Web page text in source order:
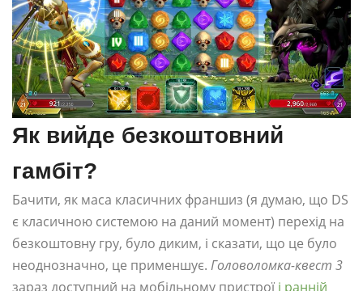
Як вийде безкоштовний
гамбіт?
Бачити, як маса класичних франшиз (я думаю, що DS
є класичною системою на даний момент) перехід на
безкоштовну гру, було диким, і сказати, що це було
неоднозначно, це применшує. Головоломка-квест 3
зараз доступний на мобільному пристрої і ранній